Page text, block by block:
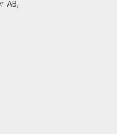
AB,